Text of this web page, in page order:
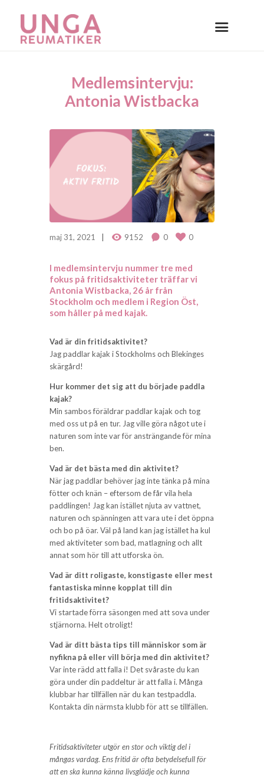
Medlemsintervju:
Antonia Wistbacka
maj 31, 2021 9152 0 0
I medlemsintervju nummer tre med
fokus på fritidsaktiviteter träffar vi
Antonia Wistbacka, 26 år från
Stockholm och medlem i Region Öst,
som håller på med kajak.
Vad är din fritidsaktivitet?
Jag paddlar kajak i Stockholms och Blekinges
skärgård!
Hur kommer det sig att du började paddla
kajak?
Min sambos föräldrar paddlar kajak och tog
med oss ut på en tur. Jag ville göra något ute i
naturen som inte var för ansträngande för mina
ben.
Vad är det bästa med din aktivitet?
När jag paddlar behöver jag inte tänka på mina
fötter och knän – eftersom de får vila hela
paddlingen! Jag kan istället njuta av vattnet,
naturen och spänningen att vara ute i det öppna
och bo på öar. Väl på land kan jag istället ha kul
med aktiviteter som bad, matlagning och allt
annat som hör till att utforska ön.
Vad är ditt roligaste, konstigaste eller mest
fantastiska minne kopplat till din
fritidsaktivitet?
Vi startade förra säsongen med att sova under
stjärnorna. Helt otroligt!
Vad är ditt bästa tips till människor som är
nyfikna på eller vill börja med din aktivitet?
Var inte rädd att falla i! Det svåraste du kan
göra under din paddeltur är att falla i. Många
klubbar har tillfällen när du kan testpaddla.
Kontakta din närmsta klubb för att se tillfällen.
Fritidsaktiviteter utgör en stor och viktig del i
mångas vardag. Ens fritid är ofta betydelsefull för
att en ska kunna känna livsglädje och kunna